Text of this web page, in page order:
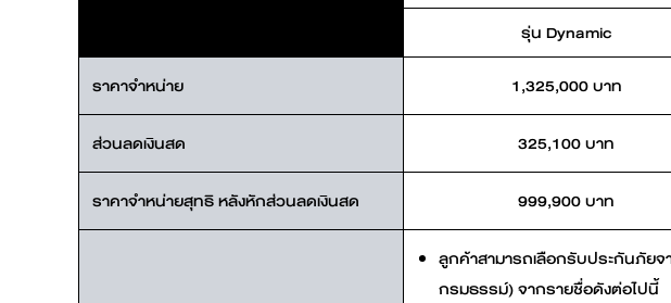
รุ่น Dynamic
ราคาจำหน่าย 1,325,000 บาท
ส่วนลดเงินสด 325,100 บาท
ราคาจำหน่ายสุทธิ หลังหักส่วนลดเงินสด 999,900 บาท
ลูกค้าสามารถเลือกรับประกันภัย
กรมธรรม์) จากรายชื่อดังต่อไปนี้